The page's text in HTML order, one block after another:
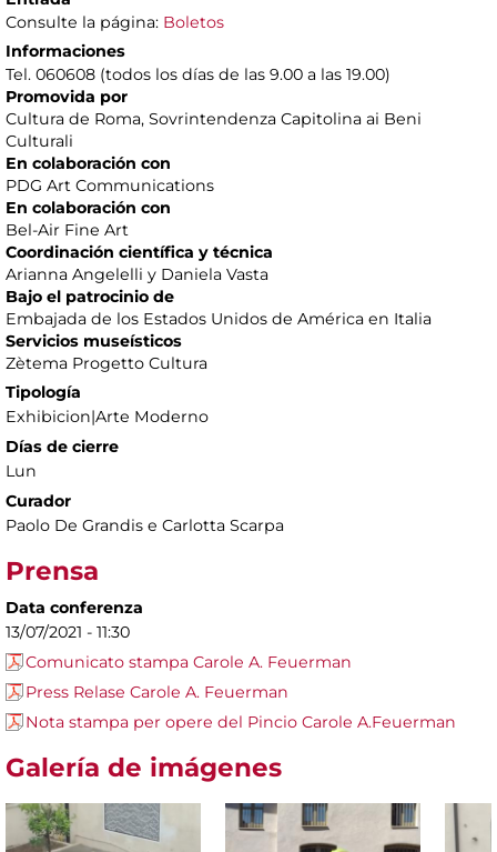
Consulte la página: Boletos
Informaciones
Tel. 060608 (todos los días de las 9.00 a las 19.00)
Promovida por
Cultura de Roma, Sovrintendenza Capitolina ai Beni
Culturali
En colaboración con
PDG Art Communications
En colaboración con
Bel-Air Fine Art
Coordinación científica y técnica
Arianna Angelelli y Daniela Vasta
Bajo el patrocinio de
Embajada de los Estados Unidos de América en Italia
Servicios museísticos
Zètema Progetto Cultura
Tipología
Exhibicion|Arte Moderno
Días de cierre
Lun
Curador
Paolo De Grandis e Carlotta Scarpa
Prensa
Data conferenza
13/07/2021 - 11:30
Comunicato stampa Carole A. Feuerman
Press Relase Carole A. Feuerman
Nota stampa per opere del Pincio Carole A.Feuerman
Galería de imágenes